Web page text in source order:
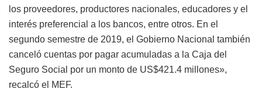
los proveedores, productores nacionales, educadores y el
interés preferencial a los bancos, entre otros. En el
segundo semestre de 2019, el Gobierno Nacional también
canceló cuentas por pagar acumuladas a la Caja del
Seguro Social por un monto de US$421.4 millones»,
recalcó el MEF.